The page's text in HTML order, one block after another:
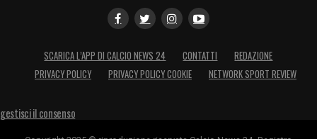
SCARICA L’APP DI CALCIO NEWS 24 CONTATTI
REDAZIONE
PRIVACY POLICY
PRIVACY POLICY COOKIE NETWORK SPORT REVIEW
gestisci il consenso